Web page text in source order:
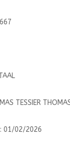
TESSIER
01/02/2026